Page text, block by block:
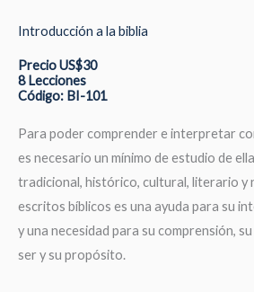
Introducción a la biblia
Precio US$30
8 Lecciones
Código: BI-101
Para poder comprender e interpretar
es necesario un mínimo de estudio de
tradicional, histórico, cultural, literario y
escritos bíblicos es una ayuda para su
y una necesidad para su comprensión,
ser y su propósito.